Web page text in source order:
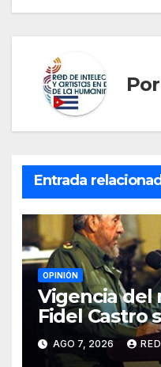
Por
Entrada
OPINIÓN
Vigencia del
Fidel Castro
del
Por Jorge
AGO 7, 2026